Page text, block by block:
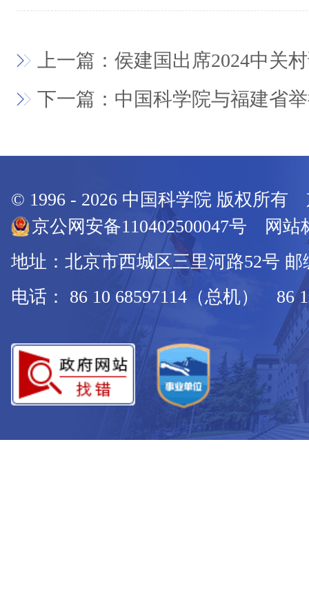
上一篇：侯建国出席2024中关
下一篇：中国科学院与福建省
© 1996 - 2026 中国科学院 版权所有
京公网安备110402500047号 网站
地址：北京市西城区三里河路52号 邮
电话： 86 10 68597114（总机） 86